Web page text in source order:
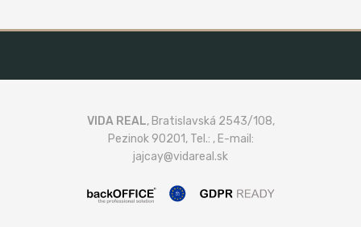
VIDA REAL, Bratislavská 2543/108,
Pezinok 90201, Tel.: , E-mail:
jajcay@vidareal.sk